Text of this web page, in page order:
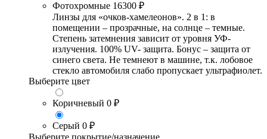
Фотохромные 16300 ₽
Линзы для «очков-хамелеонов». 2 в 1: в
помещении – прозрачные, на солнце – темные.
Степень затемнения зависит от уровня УФ-
излучения. 100% UV- защита. Бонус – защита от
синего света. Не темнеют в машине, т.к. лобовое
стекло автомобиля слабо пропускает ультрафиолет.
Выберите цвет
Коричневый 0 ₽
Серый 0 ₽